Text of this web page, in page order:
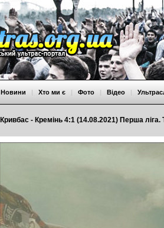
Кривбас - Кремінь 4:1 (14.08.2021) Перша ліга.
Новини | Хто ми є | Фото | Відео |